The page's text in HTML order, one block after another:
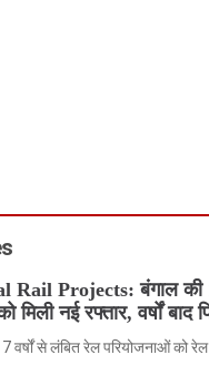
Rail Projects: बंगाल
मिली नई रफ्तार, वर्षों बाद
वर्षों से लंबित रेल परियोजनाओं को